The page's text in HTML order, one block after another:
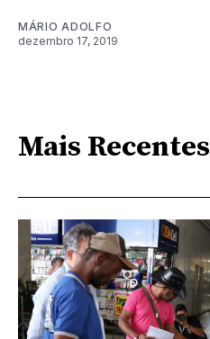
MÁRIO ADOLFO
dezembro 17, 2019
Mais Recentes